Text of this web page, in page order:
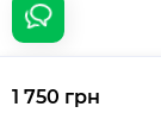
1 750 грн